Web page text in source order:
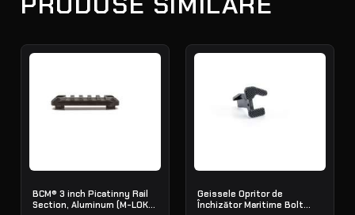
BCM® 3 inch Picatinny Rail
Section, Aluminum (M-LOK®
Geissele Opritor de
Închizător Maritime Bolt